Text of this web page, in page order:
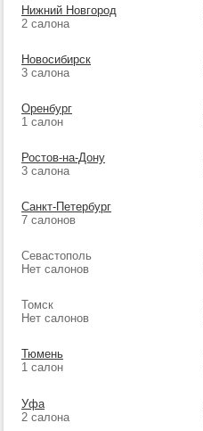
Нижний Новгород
2 салона
Новосибирск
3 салона
Оренбург
1 салон
Ростов-на-Дону
3 салона
Санкт-Петербург
7 салонов
Севастополь
Нет салонов
Томск
Нет салонов
Тюмень
1 салон
Уфа
2 салона